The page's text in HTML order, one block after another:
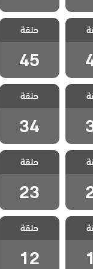
مسلسل الطبيب
المعجزة الحلقة
45
حلقة
45
مسلسل الطبيب
المعجزة الحلقة
34
حلقة
34
مسلسل الطبيب
المعجزة الحلقة
23
حلقة
23
مسلسل الطبيب
المعجزة الحلقة
12
حلقة
12